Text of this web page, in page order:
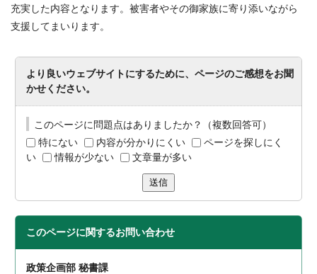
充実した内容となります。被害者やその御家族に寄り添いながら
支援してまいります。
より良いウェブサイトにするために、ページのご感想をお聞
かせください。
このページに問題点はありましたか？（複数回答可）
特にない
内容が分かりにくい
ページを探しにく
い
情報が少ない 文章量が多い
送信
このページに関するお問い合わせ
政策企画部 秘書課